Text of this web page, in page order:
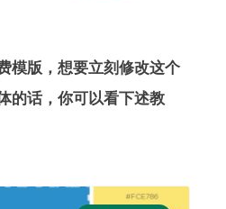
模版，想要立刻修改这个
的话，你可以看下述教